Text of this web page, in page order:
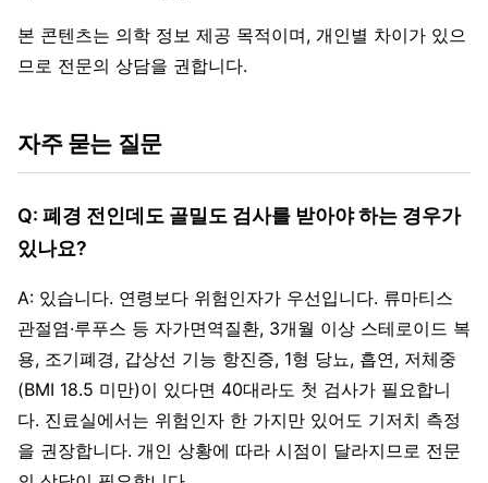
본 콘텐츠는 의학 정보 제공 목적이며, 개인별 차이가 있으
므로 전문의 상담을 권합니다.
자주 묻는 질문
Q: 폐경 전인데도 골밀도 검사를 받아야 하는 경우가
있나요?
A: 있습니다. 연령보다 위험인자가 우선입니다. 류마티스
관절염·루푸스 등 자가면역질환, 3개월 이상 스테로이드 복
용, 조기폐경, 갑상선 기능 항진증, 1형 당뇨, 흡연, 저체중
(BMI 18.5 미만)이 있다면 40대라도 첫 검사가 필요합니
다. 진료실에서는 위험인자 한 가지만 있어도 기저치 측정
을 권장합니다. 개인 상황에 따라 시점이 달라지므로 전문